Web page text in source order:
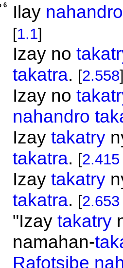
6 Ilay nahandro
[1.1]
Izay no
takatra. [2.558
Izay no
nahandro
Izay takatry
takatra. [2.415
Izay takatry
takatra. [2.653
"Izay takatry
namahan-
Rafotsibe